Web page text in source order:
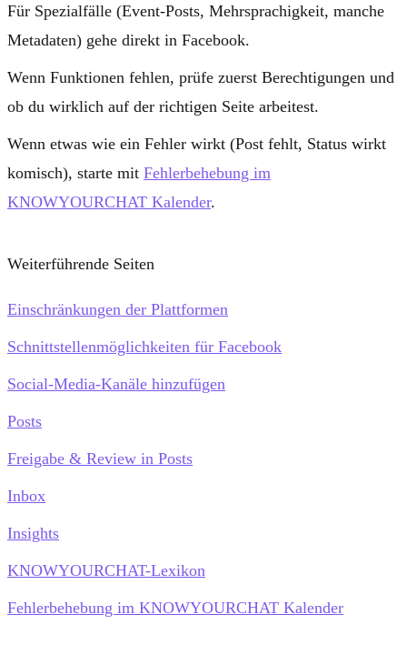
Für Spezialfälle (Event-Posts, Mehrsprachigkeit, manche
Metadaten) gehe direkt in Facebook.
Wenn Funktionen fehlen, prüfe zuerst Berechtigungen und
ob du wirklich auf der richtigen Seite arbeitest.
Wenn etwas wie ein Fehler wirkt (Post fehlt, Status wirkt
komisch), starte mit Fehlerbehebung im
KNOWYOURCHAT Kalender.
Weiterführende Seiten
Einschränkungen der Plattformen
Schnittstellenmöglichkeiten für Facebook
Social-Media-Kanäle hinzufügen
Posts
Freigabe & Review in Posts
Inbox
Insights
KNOWYOURCHAT-Lexikon
Fehlerbehebung im KNOWYOURCHAT Kalender